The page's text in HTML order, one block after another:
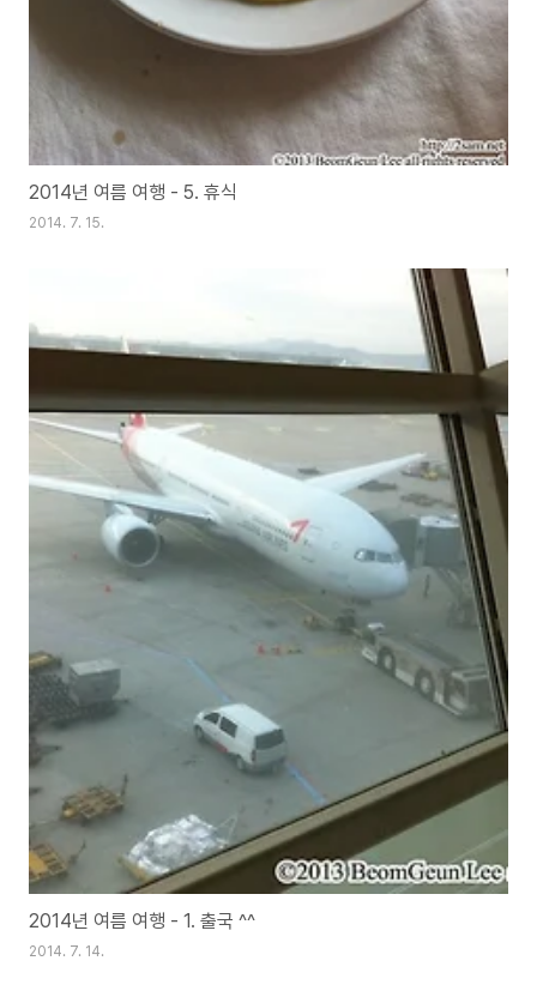
2014년 여름 여행 - 5. 휴식
2014. 7. 15.
2014년 여름 여행 - 1. 출국 ^^
2014. 7. 14.